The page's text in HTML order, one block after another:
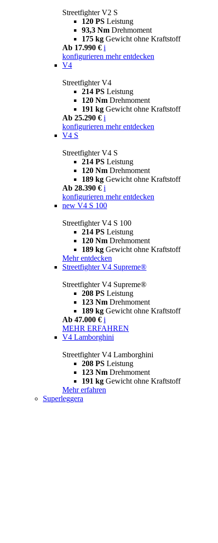
Streetfighter V2 S
120 PS Leistung
93,3 Nm Drehmoment
175 kg Gewicht ohne Kraftstoff
Ab 17.990 € i
konfigurieren mehr entdecken
V4
Streetfighter V4
214 PS Leistung
120 Nm Drehmoment
191 kg Gewicht ohne Kraftstoff
Ab 25.290 € i
konfigurieren mehr entdecken
V4 S
Streetfighter V4 S
214 PS Leistung
120 Nm Drehmoment
189 kg Gewicht ohne Kraftstoff
Ab 28.390 € i
konfigurieren mehr entdecken
new V4 S 100
Streetfighter V4 S 100
214 PS Leistung
120 Nm Drehmoment
189 kg Gewicht ohne Kraftstoff
Mehr entdecken
Streetfighter V4 Supreme®
Streetfighter V4 Supreme®
208 PS Leistung
123 Nm Drehmoment
189 kg Gewicht ohne Kraftstoff
Ab 47.000 € i
MEHR ERFAHREN
V4 Lamborghini
Streetfighter V4 Lamborghini
208 PS Leistung
123 Nm Drehmoment
191 kg Gewicht ohne Kraftstoff
Mehr erfahren
Superleggera